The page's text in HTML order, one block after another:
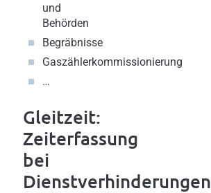
und
Behörden
Begräbnisse
Gaszählerkommissionierung
…
Gleitzeit:
Zeiterfassung
bei
Dienstverhinderungen